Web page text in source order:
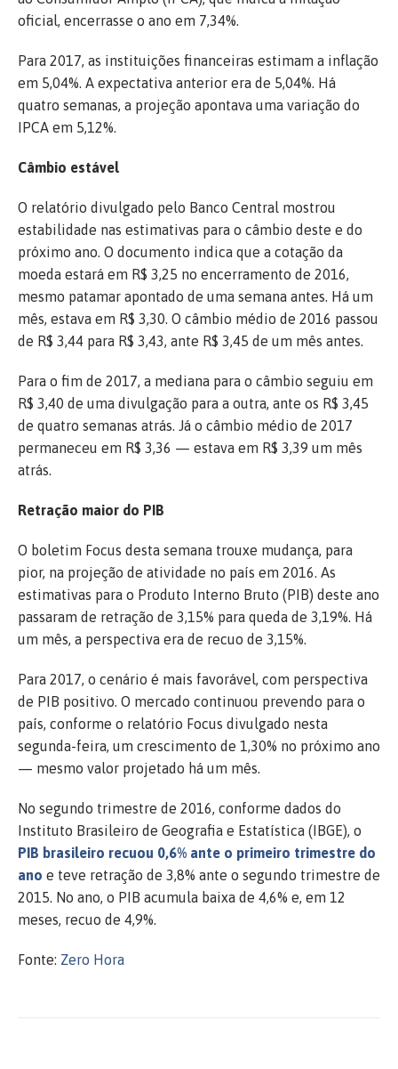
oficial, encerrasse o ano em 7,34%.
Para 2017, as instituições financeiras estimam a inflação
em 5,04%. A expectativa anterior era de 5,04%. Há
quatro semanas, a projeção apontava uma variação do
IPCA em 5,12%.
Câmbio estável
O relatório divulgado pelo Banco Central mostrou
estabilidade nas estimativas para o câmbio deste e do
próximo ano. O documento indica que a cotação da
moeda estará em R$ 3,25 no encerramento de 2016,
mesmo patamar apontado de uma semana antes. Há um
mês, estava em R$ 3,30. O câmbio médio de 2016 passou
de R$ 3,44 para R$ 3,43, ante R$ 3,45 de um mês antes.
Para o fim de 2017, a mediana para o câmbio seguiu em
R$ 3,40 de uma divulgação para a outra, ante os R$ 3,45
de quatro semanas atrás. Já o câmbio médio de 2017
permaneceu em R$ 3,36 — estava em R$ 3,39 um mês
atrás.
Retração maior do PIB
O boletim Focus desta semana trouxe mudança, para
pior, na projeção de atividade no país em 2016. As
estimativas para o Produto Interno Bruto (PIB) deste ano
passaram de retração de 3,15% para queda de 3,19%. Há
um mês, a perspectiva era de recuo de 3,15%.
Para 2017, o cenário é mais favorável, com perspectiva
de PIB positivo. O mercado continuou prevendo para o
país, conforme o relatório Focus divulgado nesta
segunda-feira, um crescimento de 1,30% no próximo ano
— mesmo valor projetado há um mês.
No segundo trimestre de 2016, conforme dados do
Instituto Brasileiro de Geografia e Estatística (IBGE), o
PIB brasileiro recuou 0,6% ante o primeiro trimestre do
ano e teve retração de 3,8% ante o segundo trimestre de
2015. No ano, o PIB acumula baixa de 4,6% e, em 12
meses, recuo de 4,9%.
Fonte: Zero Hora